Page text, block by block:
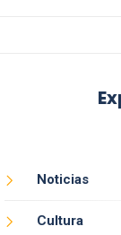
Noticias
Cultura